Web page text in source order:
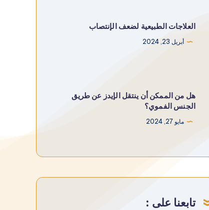
العلاجات الطبيعية لضعف الإنتصاب
أبريل 23, 2024
هل من الممكن أن ينتقل الإيدز عن طريق
الجنس الفموي؟
مايو 27, 2024
تابعنا على :